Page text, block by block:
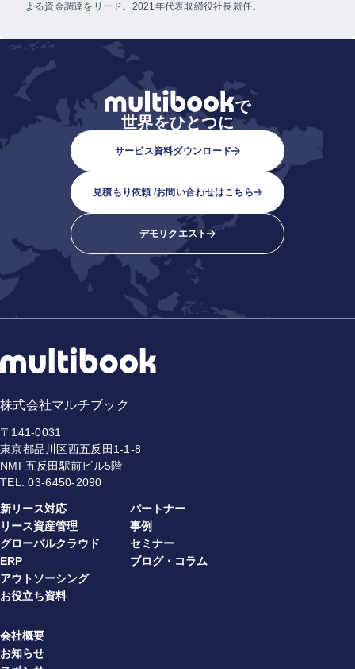
よる資金調達をリード。2021年代表取締役社長就任。
で
世界をひとつに
サービス資料ダウンロード
見積もり依頼 /お問い合わせはこちら
デモリクエスト
株式会社マルチブック
〒141-0031
東京都品川区西五反田1-1-8
NMF五反田駅前ビル5階
TEL.03-6450-2090
新リース対応
リース資産管理
グローバルクラウド
ERP
アウトソーシング
お役立ち資料
パートナー
事例
セミナー
ブログ・コラム
会社概要
お知らせ